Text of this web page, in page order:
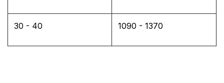
30 - 40 1090 - 1370